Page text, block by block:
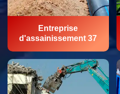
Entreprise
d'assainissement 37